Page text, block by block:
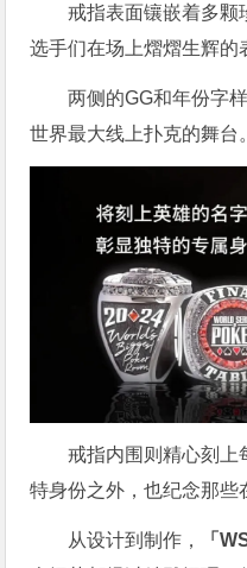
戒指表面镶嵌着多颗
选手们在场上熠熠生辉的
两侧的GG和年份字
世界最大线上扑克的舞台。
戒指内围则精心刻上
特身份之外，也纪念那些
从设计到制作， 「